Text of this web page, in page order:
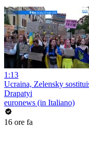
1:13
Ucraina, Zelensky
Drapatyi
euronews (in Italiano)
16 ore fa